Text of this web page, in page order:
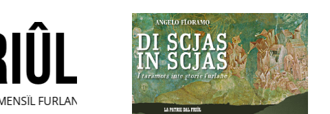
FURLAN INDIPENDENT • INDEPENDENT FRIULIAN